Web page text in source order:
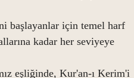
başlayanlar için temel harf
kadar her seviyeye
eşliğinde, Kur'an-ı Kerim'i